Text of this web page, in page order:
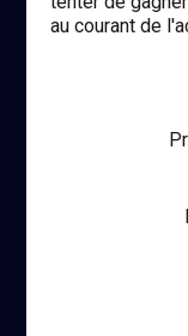
au courant de